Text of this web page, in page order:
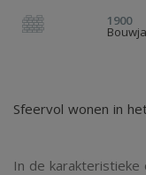
1900
Sfeervol wonen in
In de